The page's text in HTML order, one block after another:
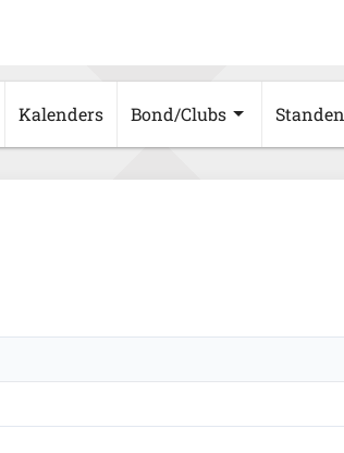
Kalenders Bond/Clubs Standen